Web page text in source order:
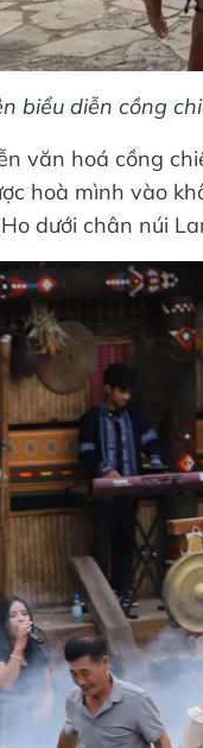
biểu diễn cồng
văn hoá cồng
hoà mình vào
dưới chân núi